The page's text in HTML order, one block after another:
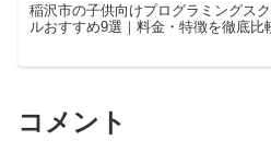
稲沢市の子供向けプログラミングス
ルおすすめ9選｜料金・特徴を徹底比
コメント